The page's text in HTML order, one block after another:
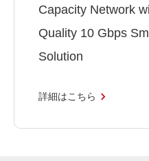
Capacity Network
Quality 10 Gbps
Solution
詳細はこちら